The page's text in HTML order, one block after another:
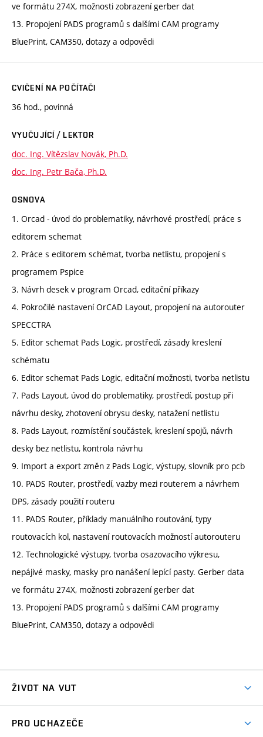
ve formátu 274X, možnosti zobrazení gerber dat
13. Propojení PADS programů s dalšími CAM programy
BluePrint, CAM350, dotazy a odpovědi
CVIČENÍ NA POČÍTAČI
36 hod., povinná
VYUČUJÍCÍ / LEKTOR
doc. Ing. Vítězslav Novák, Ph.D.
doc. Ing. Petr Bača, Ph.D.
OSNOVA
1. Orcad - úvod do problematiky, návrhové prostředí, práce s
editorem schemat
2. Práce s editorem schémat, tvorba netlistu, propojení s
programem Pspice
3. Návrh desek v program Orcad, editační příkazy
4. Pokročilé nastavení OrCAD Layout, propojení na autorouter
SPECCTRA
5. Editor schemat Pads Logic, prostředí, zásady kreslení
schématu
6. Editor schemat Pads Logic, editační možnosti, tvorba netlistu
7. Pads Layout, úvod do problematiky, prostředí, postup při
návrhu desky, zhotovení obrysu desky, natažení netlistu
8. Pads Layout, rozmístění součástek, kreslení spojů, návrh
desky bez netlistu, kontrola návrhu
9. Import a export změn z Pads Logic, výstupy, slovník pro pcb
10. PADS Router, prostředí, vazby mezi routerem a návrhem
DPS, zásady použití routeru
11. PADS Router, příklady manuálního routování, typy
routovacích kol, nastavení routovacích možností autorouteru
12. Technologické výstupy, tvorba osazovacího výkresu,
nepájivé masky, masky pro nanášení lepící pasty. Gerber data
ve formátu 274X, možnosti zobrazení gerber dat
13. Propojení PADS programů s dalšími CAM programy
BluePrint, CAM350, dotazy a odpovědi
ŽIVOT NA VUT
PRO UCHAZEČE